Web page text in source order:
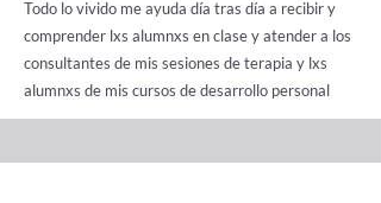
Todo lo vivido me ayuda día tras día a recibir y
comprender lxs alumnxs en clase y atender a los
consultantes de mis sesiones de terapia y lxs
alumnxs de mis cursos de desarrollo personal